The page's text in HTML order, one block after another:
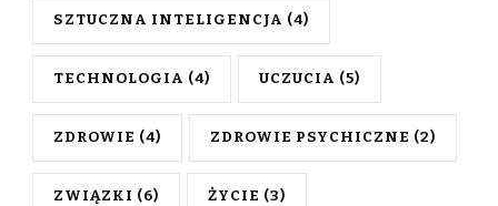
SZTUCZNA INTELIGENCJA (4)
TECHNOLOGIA (4) UCZUCIA (5)
ZDROWIE (4) ZDROWIE PSYCHICZNE (2)
ZWIĄZKI (6) ŻYCIE (3)